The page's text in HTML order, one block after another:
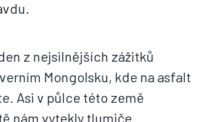
z nejsilnějších zážitků
Mongolsku, kde na asfalt
Asi v půlce této země
nám vytekly tlumiče.